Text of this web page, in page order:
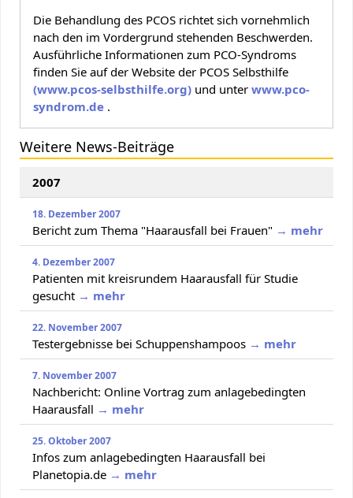
Die Behandlung des PCOS richtet sich vornehmlich
nach den im Vordergrund stehenden Beschwerden.
Ausführliche Informationen zum PCO-Syndroms
finden Sie auf der Website der PCOS Selbsthilfe
(www.pcos-selbsthilfe.org) und unter www.pco-
syndrom.de .
Weitere News-Beiträge
2007
18. Dezember 2007
Bericht zum Thema "Haarausfall bei Frauen" → mehr
4. Dezember 2007
Patienten mit kreisrundem Haarausfall für Studie
gesucht → mehr
22. November 2007
Testergebnisse bei Schuppenshampoos → mehr
7. November 2007
Nachbericht: Online Vortrag zum anlagebedingten
Haarausfall → mehr
25. Oktober 2007
Infos zum anlagebedingten Haarausfall bei
Planetopia.de → mehr